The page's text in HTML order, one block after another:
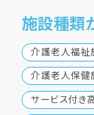
施設種類
介護老人福祉
介護老人保健
サービス付き